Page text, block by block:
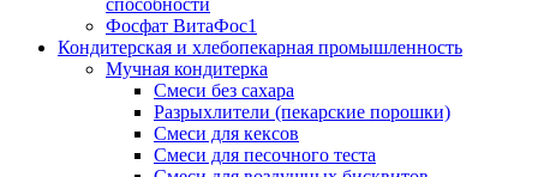
способности
Фосфат ВитаФос1
Кондитерская и хлебопекарная промышленность
Мучная кондитерка
Смеси без сахара
Разрыхлители (пекарские порошки)
Смеси для кексов
Смеси для песочного теста